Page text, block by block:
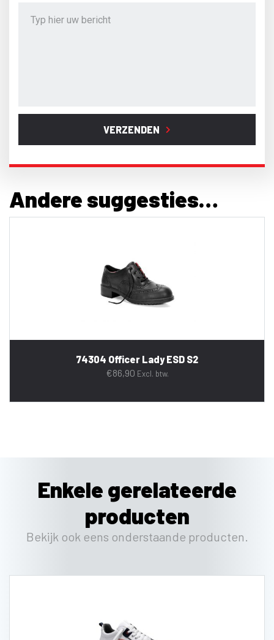
VERZENDEN
Andere suggesties…
74304 Officer Lady ESD S2
€86,90 Excl. btw.
Enkele gerelateerde
producten
Bekijk ook eens onderstaande producten.